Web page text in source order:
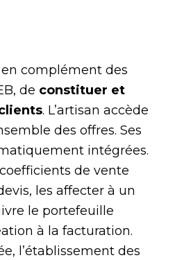
complément des
de constituer et
. L’artisan accède
des offres. Ses
intégrées.
de vente
les affecter à un
le portefeuille
à la facturation.
l’établissement des